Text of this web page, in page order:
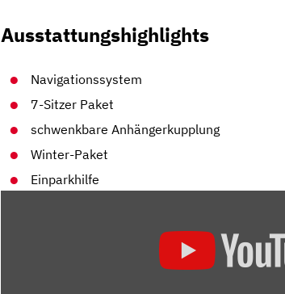
Ausstattungshighlights
Navigationssystem
7-Sitzer Paket
schwenkbare Anhängerkupplung
Winter-Paket
Einparkhilfe